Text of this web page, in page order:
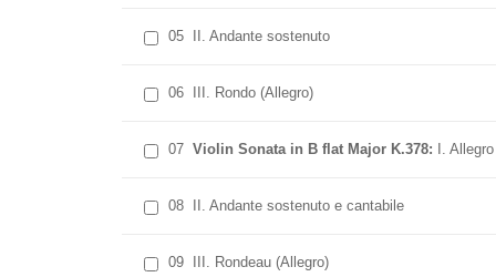
05 II. Andante sostenuto
06 III. Rondo (Allegro)
07 Violin Sonata in B flat Major K.378: I.
08 II. Andante sostenuto e cantabile
09 III. Rondeau (Allegro)